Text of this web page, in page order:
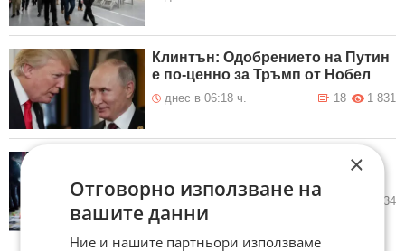
Клинтън: Одобрението на Путин
е по-ценно за Тръмп от Нобел
днес в 06:18 ч. 1 831
18
Иран постави шест условия на
вчера в 21:26 ч. 3 734
×
Отговорно използване на
вашите данни
Ние и нашите партньори използваме